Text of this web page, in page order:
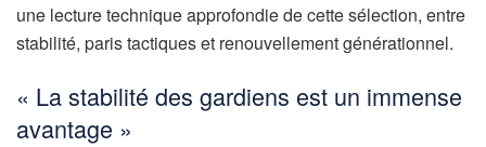
une lecture technique approfondie de cette sélection, entre
stabilité, paris tactiques et renouvellement générationnel.
« La stabilité des gardiens est un immense
avantage »